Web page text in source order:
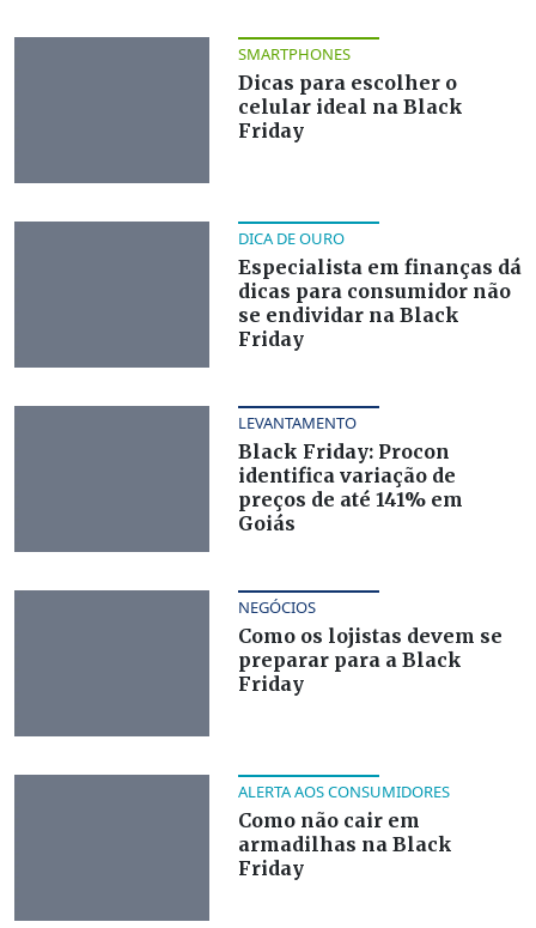
SMARTPHONES
Dicas para escolher o
celular ideal na Black
Friday
DICA DE OURO
Especialista em finanças dá
dicas para consumidor não
se endividar na Black
Friday
LEVANTAMENTO
Black Friday: Procon
identifica variação de
preços de até 141% em
Goiás
NEGÓCIOS
Como os lojistas devem se
preparar para a Black
Friday
ALERTA AOS CONSUMIDORES
Como não cair em
armadilhas na Black
Friday